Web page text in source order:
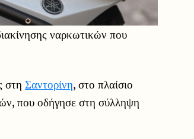
ναρκωτικών που
στη Σαντορίνη, στο πλαίσιο
που οδήγησε στη σύλληψη